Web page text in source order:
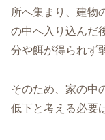
所へ集まり、建物
の中へ入り込んだ
分や餌が得られず
そのため、家の中
低下と考える必要